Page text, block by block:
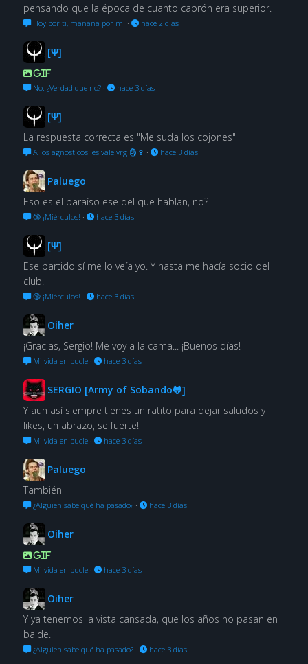
pensando que la época de cuanto cabrón era superior.
Hoy por ti, mañana por mí· hace 2 días
[Ψ]
GIF
No. ¿Verdad que no?· hace 3 días
[Ψ]
La respuesta correcta es "Me suda los cojones"
A los agnosticos les vale vrg 🗿🍷 · hace 3 días
Paluego
Eso es el paraíso ese del que hablan, no?
🔞 ¡Miérculos! · hace 3 días
[Ψ]
Ese partido sí me lo veía yo. Y hasta me hacía socio del
club.
🔞 ¡Miérculos! · hace 3 días
Oiher
¡Gracias, Sergio! Me voy a la cama... ¡Buenos días!
Mi vida en bucle· hace 3 días
SERGIO [Army of Sobando🐸]
Y aun así siempre tienes un ratito para dejar saludos y
likes, un abrazo, se fuerte!
Mi vida en bucle· hace 3 días
Paluego
También
¿Alguien sabe qué ha pasado?· hace 3 días
Oiher
GIF
Mi vida en bucle· hace 3 días
Oiher
Y ya tenemos la vista cansada, que los años no pasan en
balde.
¿Alguien sabe qué ha pasado?· hace 3 días